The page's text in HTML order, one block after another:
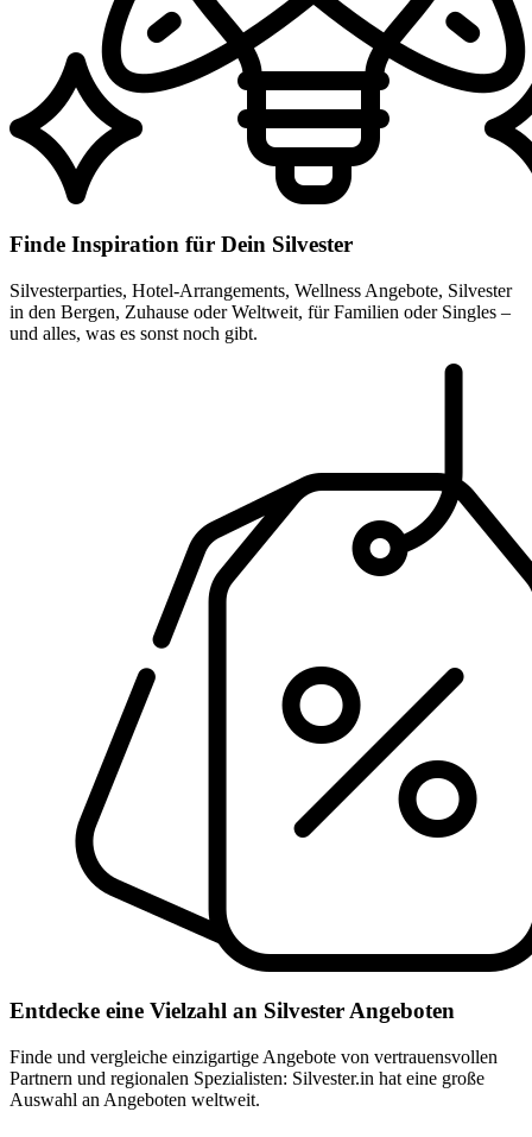
Finde Inspiration für Dein Silvester
Silvesterparties, Hotel-Arrangements, Wellness Angebote, Silvester
in den Bergen, Zuhause oder Weltweit, für Familien oder Singles –
und alles, was es sonst noch gibt.
Entdecke eine Vielzahl an Silvester Angeboten
Finde und vergleiche einzigartige Angebote von vertrauensvollen
Partnern und regionalen Spezialisten: Silvester.in hat eine große
Auswahl an Angeboten weltweit.